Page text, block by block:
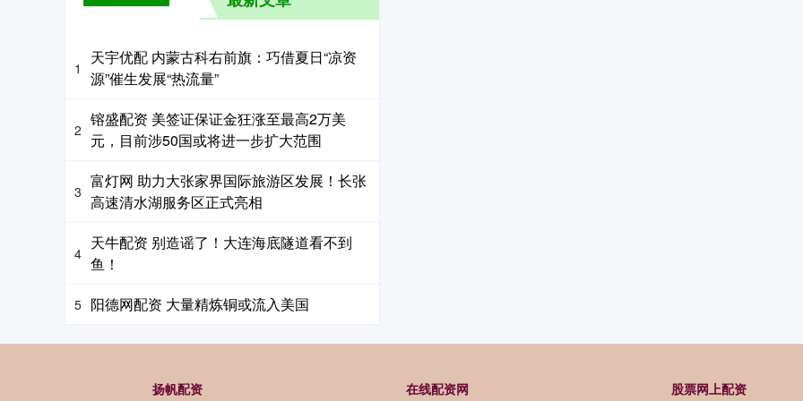
1
天宇优配 内蒙古科右前旗：巧借夏日“凉资
源”催生发展“热流量”
2
镕盛配资 美签证保证金狂涨至最高2万美
元，目前涉50国或将进一步扩大范围
3
富灯网 助力大张家界国际旅游区发展！长张
高速清水湖服务区正式亮相
4
天牛配资 别造谣了！大连海底隧道看不到
鱼！
5 阳德网配资 大量精炼铜或流入美国
扬帆配资 在线配资网 股票网上配资